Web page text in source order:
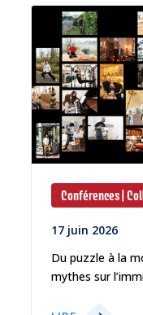
Conférences |
17 juin 2026
Du puzzle à la
mythes sur